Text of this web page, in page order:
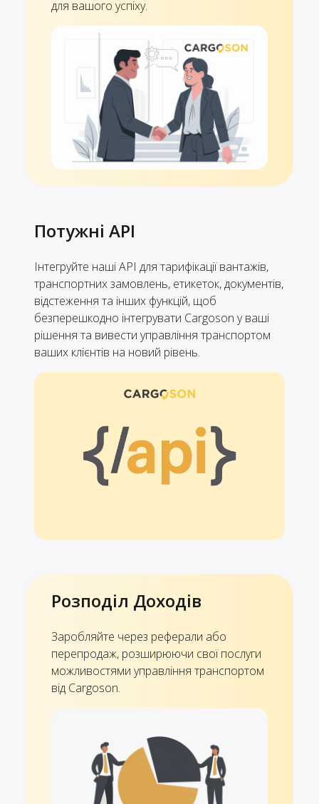
для вашого успіху.
Потужні API
Інтегруйте наші API для тарифікації вантажів,
транспортних замовлень, етикеток, документів,
відстеження та інших функцій, щоб
безперешкодно інтегрувати Cargoson у ваші
рішення та вивести управління транспортом
ваших клієнтів на новий рівень.
Розподіл Доходів
Заробляйте через реферали або
перепродаж, розширюючи свої послуги
можливостями управління транспортом
від Cargoson.